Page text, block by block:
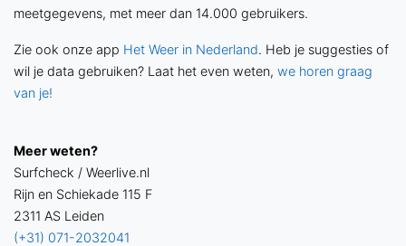
meetgegevens, met meer dan 14.000 gebruikers.
Zie ook onze app Het Weer in Nederland. Heb je suggesties of
wil je data gebruiken? Laat het even weten, we horen graag
van je!
Meer weten?
Surfcheck / Weerlive.nl
Rijn en Schiekade 115 F
2311 AS Leiden
(+31) 071-2032041